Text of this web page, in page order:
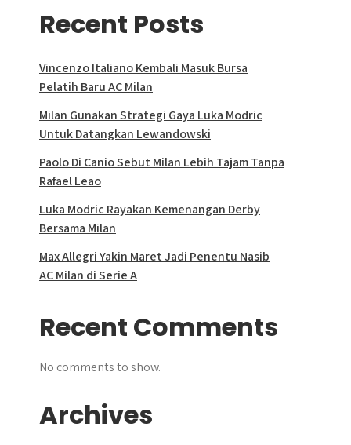
Recent Posts
Vincenzo Italiano Kembali Masuk Bursa
Pelatih Baru AC Milan
Milan Gunakan Strategi Gaya Luka Modric
Untuk Datangkan Lewandowski
Paolo Di Canio Sebut Milan Lebih Tajam Tanpa
Rafael Leao
Luka Modric Rayakan Kemenangan Derby
Bersama Milan
Max Allegri Yakin Maret Jadi Penentu Nasib
AC Milan di Serie A
Recent Comments
No comments to show.
Archives